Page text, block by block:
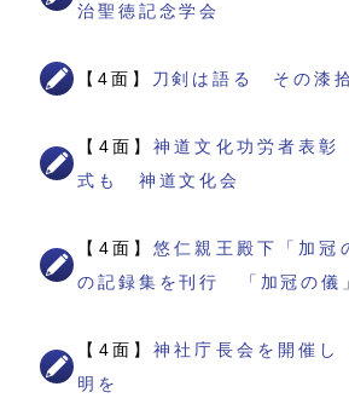
治聖徳記念学会
【4面】 刀剣は語る その漆
【4面】神道文化功労者表
式も 神道文化会
【4面】悠仁親王殿下「加
の記録集を刊行 「加冠の儀
【4面】神社庁長会を開催
明を